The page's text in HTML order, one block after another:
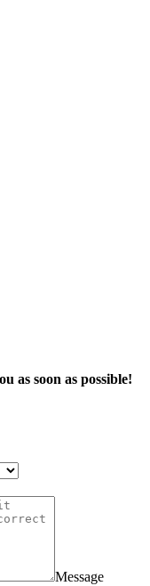
as soon as possible!
Message